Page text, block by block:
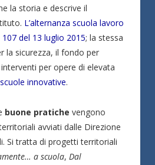
la storia e descrive il
L’alternanza scuola lavoro
107 del 13 luglio 2015; la stessa
la sicurezza, il fondo per
interventi per opere di elevata
scuole innovative.
buone pratiche vengono
avviati dalle Direzione
Si tratta di progetti territoriali
a scuola, Dal